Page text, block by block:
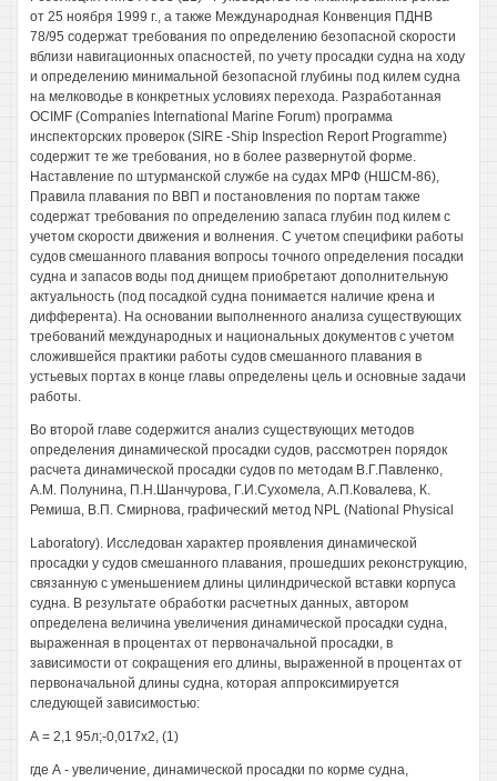
от 25 ноября 1999 г., а также Международная Конвенция ПДНВ
78/95 содержат требования по определению безопасной скорости
вблизи навигационных опасностей, по учету просадки судна на ходу
и определению минимальной безопасной глубины под килем судна
на мелководье в конкретных условиях перехода. Разработанная
OCIMF (Companies International Marine Forum) программа
инспекторских проверок (SIRE -Ship Inspection Report Programme)
содержит те же требования, но в более развернутой форме.
Наставление по штурманской службе на судах МРФ (НШСМ-86),
Правила плавания по ВВП и постановления по портам также
содержат требования по определению запаса глубин под килем с
учетом скорости движения и волнения. С учетом специфики работы
судов смешанного плавания вопросы точного определения посадки
судна и запасов воды под днищем приобретают дополнительную
актуальность (под посадкой судна понимается наличие крена и
дифферента). На основании выполненного анализа существующих
требований международных и национальных документов с учетом
сложившейся практики работы судов смешанного плавания в
устьевых портах в конце главы определены цель и основные задачи
работы.
Во второй главе содержится анализ существующих методов
определения динамической просадки судов, рассмотрен порядок
расчета динамической просадки судов по методам В.Г.Павленко,
А.М. Полунина, П.Н.Шанчурова, Г.И.Сухомела, А.П.Ковалева, К.
Ремиша, В.П. Смирнова, графический метод NPL (National Physical
Laboratory). Исследован характер проявления динамической
просадки у судов смешанного плавания, прошедших реконструкцию,
связанную с уменьшением длины цилиндрической вставки корпуса
судна. В результате обработки расчетных данных, автором
определена величина увеличения динамической просадки судна,
выраженная в процентах от первоначальной просадки, в
зависимости от сокращения его длины, выраженной в процентах от
первоначальной длины судна, которая аппроксимируется
следующей зависимостью:
А = 2,1 95л;-0,017х2, (1)
где А - увеличение, динамической просадки по корме судна,